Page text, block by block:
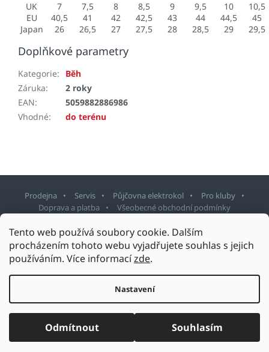
Tento web používá soubory cookie. Dalším
procházením tohoto webu vyjadřujete souhlas s jejich
používáním. Více informacízde.
Nastavení
Odmítnout Souhlasím
UK 7 7,5 8 8,5 9 9,5 10
10,5
EU
40,5 41 42 42,5 43 44 44,5
45
Japan
26 26,5 27 27,5 28 28,5 29 29,5
Doplňkové parametry
Kategorie:
Běh
Záruka:
2 roky
EAN:
5059882886986
Vhodné: do terénu
Prodejna Servis Půjčovna elektrokol
Pro kluby
Doprava a platba
Všeobecné obchodní podmínky
Vytvořil Shoptet
Upravit nastavení cookies
Design šablony vytvořilShoptetak.cz